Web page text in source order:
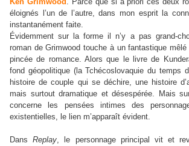
éloignés l’un de l’autre, dans mon esprit la
instantanément faite.
Évidemment sur la forme il n’y a pas grand-
roman de Grimwood touche à un fantastique mêlé
pincée de romance. Alors que le livre de
fond géopolitique (la Tchécoslovaquie du temps
histoire de couple qui se déchire, une histoire
mais surtout dramatique et désespérée. Mais
concerne les pensées intimes des
existentielles, le lien m’apparaît évident.
DansReplay, le personnage principal vit et